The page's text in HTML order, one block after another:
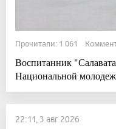
Прочитали: 1 061
Воспитанник
Национальной
22:11, 3 авг 2026